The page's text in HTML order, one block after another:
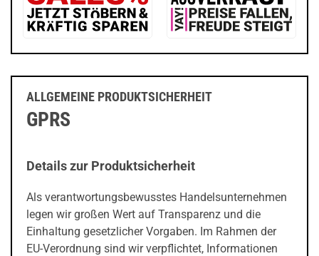
ALLGEMEINE PRODUKTSICHERHEIT
GPRS
Details zur Produktsicherheit
Als verantwortungsbewusstes Handelsunternehmen
legen wir großen Wert auf Transparenz und die
Einhaltung gesetzlicher Vorgaben. Im Rahmen der
EU-Verordnung sind wir verpflichtet, Informationen